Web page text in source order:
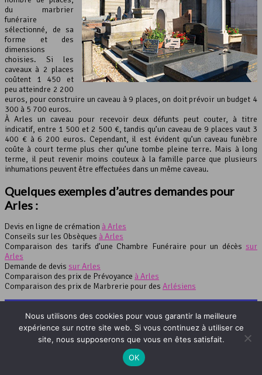
du marbrier
funéraire
sélectionné, de sa
forme et des
dimensions
choisies. Si les
caveaux à 2 places
coûtent 1 450 et
peu atteindre 2 200
euros, pour construire un caveau à 9 places, on doit prévoir un budget 4
300 à 5 700 euros.
À Arles un caveau pour recevoir deux défunts peut couter, à titre
indicatif, entre 1 500 et 2 500 €, tandis qu’un caveau de 9 places vaut 3
400 € à 6 200 euros. Cependant, il est évident qu’un caveau funèbre
coûte à court terme plus cher qu’une tombe pleine terre. Mais à long
terme, il peut revenir moins couteux à la famille parce que plusieurs
inhumations peuvent être effectuées dans un même caveau.
Quelques exemples d’autres demandes pour
Arles :
Devis en ligne de crémation à Arles
Conseils sur les Obsèques à Arles
Comparaison des tarifs d’une Chambre Funéraire pour un décès sur
Arles
Demande de devis sur Arles
Comparaison des prix de Prévoyance à Arles
Comparaison des prix de Marbrerie pour des Arlésiens
* Le site L'Officiel des Obsèques est un site indépendant dont l'objectif est de
vous faire gagner du temps dans vos recherches de devis obsèques en vous
mettant en relation avec notre partenaire via nos formulaires en ligne : ce
dernier facilite la rencontre de vos besoins avec les offres des professionnels
des pompes funèbres. En aucun cas, le site L'Officiel des Obsèques n'est en
relation directe avec les pompes funèbres et ne vous enverra jamais de devis
Nous utilisons des cookies pour vous garantir la meilleure
expérience sur notre site web. Si vous continuez à utiliser ce
site, nous supposerons que vous en êtes satisfait.
OK